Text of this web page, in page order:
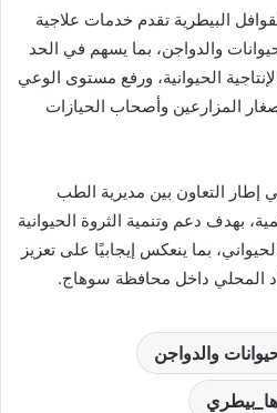
البيطرية تقدم خدمات علاجية
والدواجن، بما يسهم في الحد
الحيوانية، ورفع مستوى الوعي
المزارعين وأصحاب الحيازات
إطار التعاون بين مديرية الطب
بهدف دعم وتنمية الثروة الحيوانية
بما ينعكس إيجابيًا على تعزيز
المحلي داخل محافظة سوهاج.
والدواجن